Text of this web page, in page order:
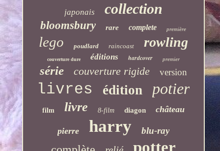
japonais collection
bloomsbury rare complete première
lego poudlard raincoast rowling
couverture dure éditions hardcover premier
série couverture rigide version
livres édition potier
film livre 8-film diagon château
pierre harry blu-ray
potter